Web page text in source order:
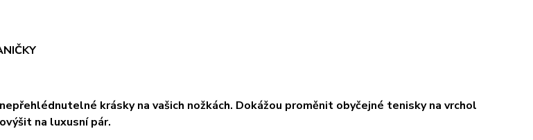
krásky na vašich nožkách. Dokážou proměnit obyčejné tenisky na vrchol
na luxusní pár.